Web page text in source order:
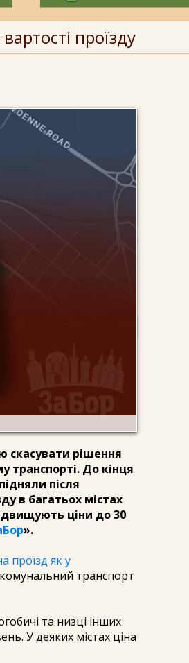
проїзду
скасувати рішення
транспорті. До кінця
після
в багатьох містах
ціни до 30
».
проїзд як у
транспорт
та низці інших
У деяких містах ціна